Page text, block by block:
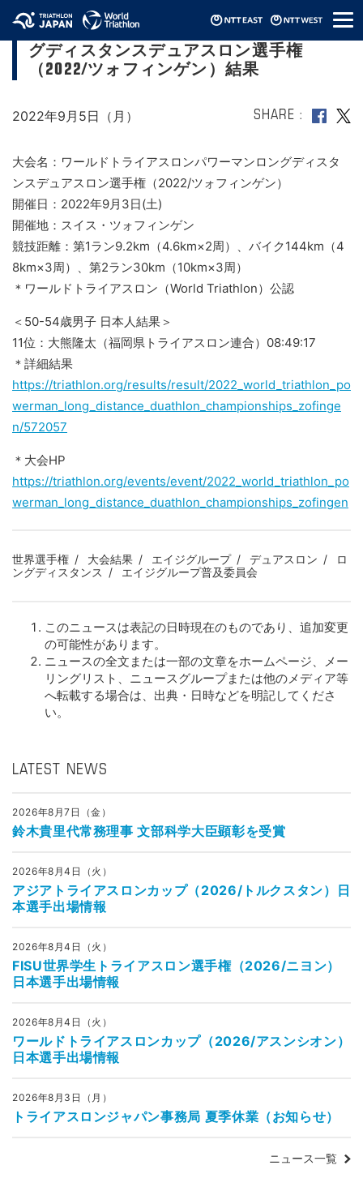
メ
ニ
ワールドトライアスロンパワーマンロン
グディスタンスデュアスロン選手権
（2022/ツォフィンゲン）結果
2022年9月5日（月） SHARE
大会名：ワールドトライアスロンパワーマンロングディスタ
ンスデュアスロン選手権（2022/ツォフィンゲン）
開催日：2022年9月3日(土)
開催地：スイス・ツォフィンゲン
競技距離：第1ラン9.2km（4.6km×2周）、バイク144km（4
8km×3周）、第2ラン30km（10km×3周）
＊ワールドトライアスロン（World Triathlon）公認
＜50-54歳男子 日本人結果＞
11位：大熊隆太（福岡県トライアスロン連合）08:49:17
＊詳細結果
https://triathlon.org/results/result/2022_world_triathlon_po
werman_long_distance_duathlon_championships_zofinge
n/572057
＊大会HP
https://triathlon.org/events/event/2022_world_triathlon_po
werman_long_distance_duathlon_championships_zofingen
世界選手権 大会結果 エイジグループ デュアスロン
ロ
ングディスタンス
エイジグループ普及委員会
このニュースは表記の日時現在のものであり、追加変更
の可能性があります。
ニュースの全文または一部の文章をホームページ、メー
リングリスト、ニュースグループまたは他のメディア等
へ転載する場合は、出典・日時などを明記してくださ
い。
LATEST NEWS
2026年8月7日（金）
鈴木貴里代常務理事 文部科学大臣顕彰を受賞
2026年8月4日（火）
アジアトライアスロンカップ（2026/トルクスタン）日
本選手出場情報
2026年8月4日（火）
FISU世界学生トライアスロン選手権（2026/ニヨン）
日本選手出場情報
2026年8月4日（火）
ワールドトライアスロンカップ（2026/アスンシオン）
日本選手出場情報
2026年8月3日（月）
トライアスロンジャパン事務局 夏季休業（お知らせ）
ニュース一覧